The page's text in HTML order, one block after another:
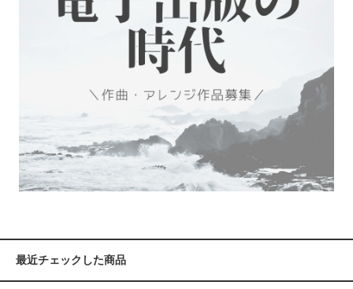
最近チェックした商品